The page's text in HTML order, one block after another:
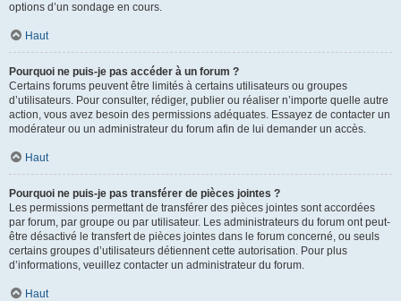
options d’un sondage en cours.
Haut
Pourquoi ne puis-je pas accéder à un forum ?
Certains forums peuvent être limités à certains utilisateurs ou groupes
d’utilisateurs. Pour consulter, rédiger, publier ou réaliser n’importe quelle autre
action, vous avez besoin des permissions adéquates. Essayez de contacter un
modérateur ou un administrateur du forum afin de lui demander un accès.
Haut
Pourquoi ne puis-je pas transférer de pièces jointes ?
Les permissions permettant de transférer des pièces jointes sont accordées
par forum, par groupe ou par utilisateur. Les administrateurs du forum ont peut-
être désactivé le transfert de pièces jointes dans le forum concerné, ou seuls
certains groupes d’utilisateurs détiennent cette autorisation. Pour plus
d’informations, veuillez contacter un administrateur du forum.
Haut